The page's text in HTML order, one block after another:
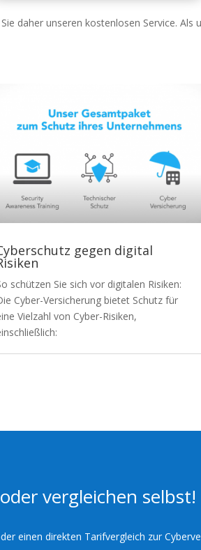
daher unseren kostenlosen Service.
gegen digital
schützen Sie sich vor digitalen Risiken:
Cyber-Versicherung bietet Schutz für
Vielzahl von Cyber-Risiken,
vergleichen selbst!
einen direkten Tarifvergleich zur